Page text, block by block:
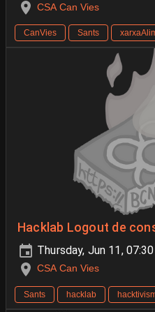
CSA Can Vies
CanVies Sants
Hacklab Logout de
Thursday, Jun 11,
CSA Can Vies
Sants hacklab